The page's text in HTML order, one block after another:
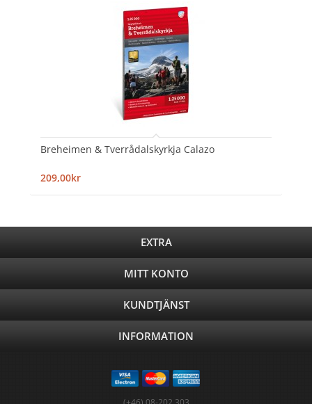
Breheimen & Tverrådalskyrkja Calazo
209,00kr
EXTRA
MITT KONTO
KUNDTJÄNST
INFORMATION